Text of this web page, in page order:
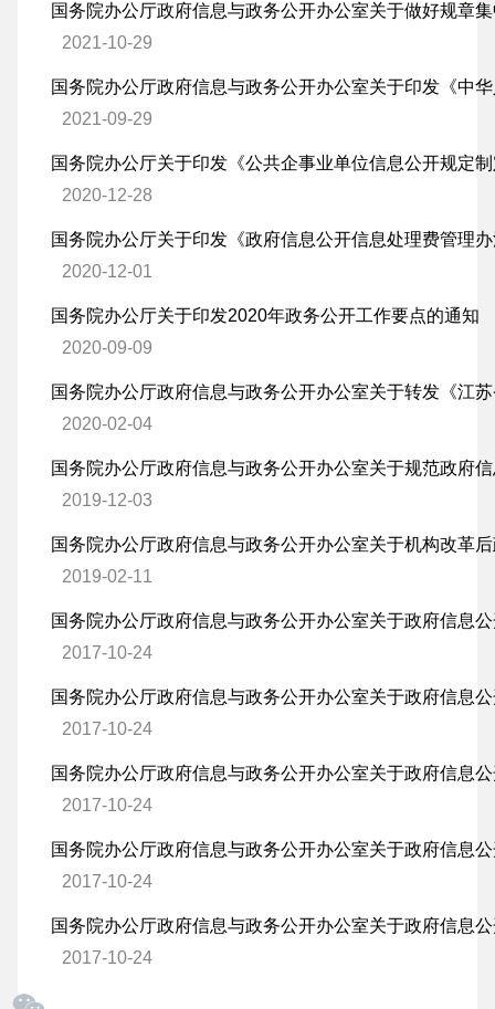
2021-10-29
2021-09-29
2020-12-28
国务院办公厅关于印发《政府信息公开信息处理费管理
2020-12-01
国务院办公厅关于印发2020年政务公开工作要点的通知
2020-09-09
2020-02-04
2019-12-03
2019-02-11
2017-10-24
2017-10-24
2017-10-24
2017-10-24
2017-10-24